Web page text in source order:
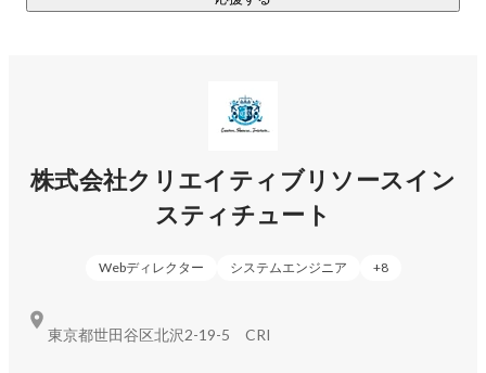
株式会社クリエイティブリソースイン
スティチュート
Webディレクター システムエンジニア +8
東京都世田谷区北沢2-19-5 CRI